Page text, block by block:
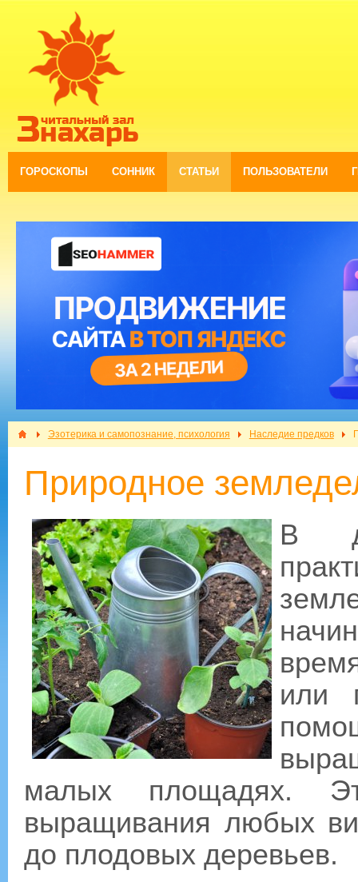
ГОРОСКОПЫ СОННИК СТАТЬИ ПОЛЬЗОВАТЕЛИ
Эзотерика и самопознание, психология Наследие предков
Природное
В
или
малых площадях.
выращивания любых
до плодовых деревьев.